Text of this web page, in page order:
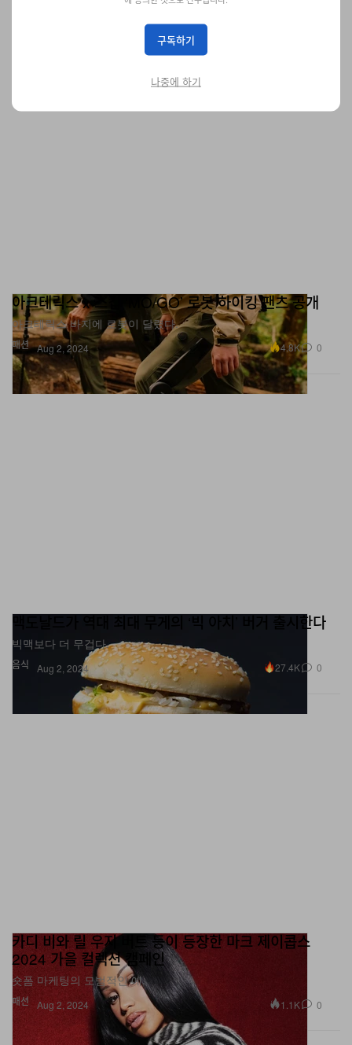
가젤에 새겨진 ‘MESSI’.
패션
아크테릭스 x 스킵 ‘MO/GO’ 로봇 하이킹 팬츠 공개
아크테릭스 바지에 로봇이 달렸다.
Aug 2, 2024 4.8K 0
음식
맥도날드가 역대 최대 무게의 ‘빅 아치’ 버거 출시한다
빅맥보다 더 무겁다.
Aug 2, 2024 27.4K 0
패션
카디 비와 릴 우지 버트 등이 등장한 마크 제이콥스
2024 가을 컬렉션 캠페인
숏폼 마케팅의 모범적인 예.
Aug 2, 2024 1.1K 0
구독하기
나중에 하기